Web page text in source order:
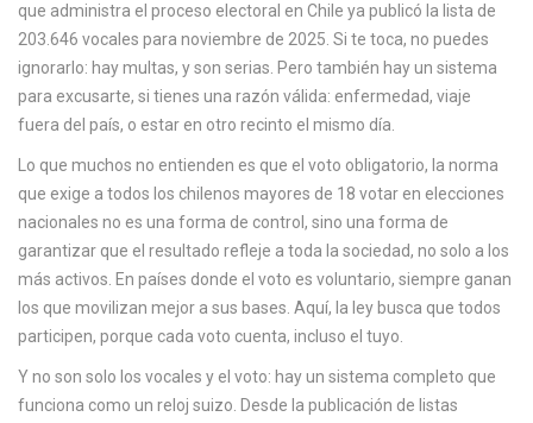
que administra el proceso electoral en Chile ya publicó la lista de
203.646 vocales para noviembre de 2025. Si te toca, no puedes
ignorarlo: hay multas, y son serias. Pero también hay un sistema
para excusarte, si tienes una razón válida: enfermedad, viaje
fuera del país, o estar en otro recinto el mismo día.
Lo que muchos no entienden es que el voto obligatorio, la norma
que exige a todos los chilenos mayores de 18 votar en elecciones
nacionales no es una forma de control, sino una forma de
garantizar que el resultado refleje a toda la sociedad, no solo a los
más activos. En países donde el voto es voluntario, siempre ganan
los que movilizan mejor a sus bases. Aquí, la ley busca que todos
participen, porque cada voto cuenta, incluso el tuyo.
Y no son solo los vocales y el voto: hay un sistema completo que
funciona como un reloj suizo. Desde la publicación de listas